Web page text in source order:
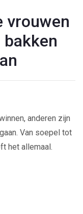
vrouwen
anderen zijn
Van soepel tot
het allemaal.